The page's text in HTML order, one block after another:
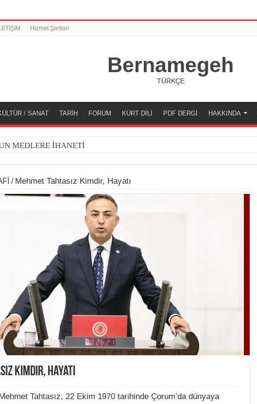
Hizmet Şartları
Bernamegeh
TÜRKÇE
/ SANAT TARİH FORUM KÜRT DİLİ PDF DERGİ HAKKINDA
MEDLERE İHANETİ
/ Mehmet Tahtasız Kimdir, Hayatı
Kimdir, Hayatı
Tahtasız, 22 Ekim 1970 tarihinde Çorum’da dünyaya